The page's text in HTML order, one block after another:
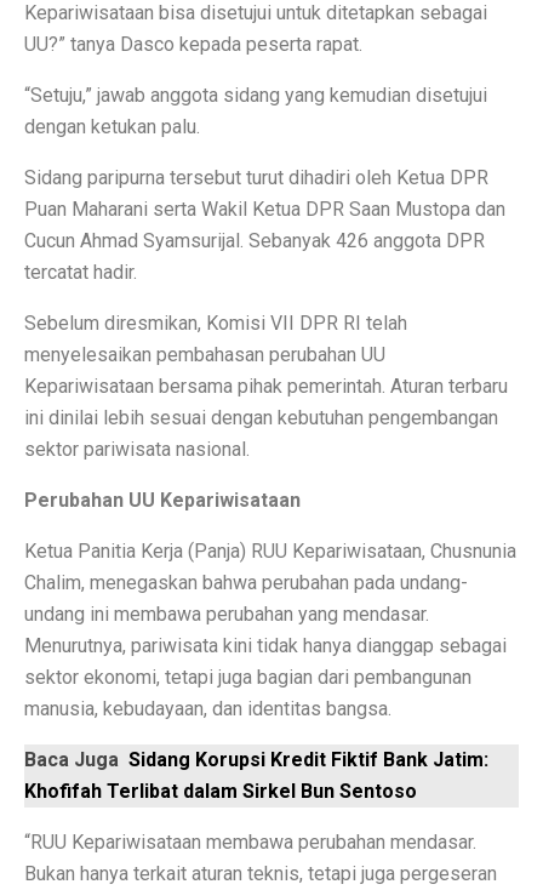
Desain Rumah Minimalis, Tampilan Menarik!
Lukisan Raden Saleh: Ikon Seni Nusantara
Laptop Lokal Harga 2 Jutaan dengan Spesifikasi
Rahasia iPhone 17 Pro Max Tahan Panas: Teknologi
5 HP Android Tercepat 2025 dengan Snapdragon 8
Laptop Murah 4 Jutaan untuk Pelajar Aktif, Tugas
Honda PCX160: Spesifikasi Mewah yang Membuat
Pengguna Adobe Analytics, Waspada! Celah Ini Ancam
5 Fakta Menarik Kota Lalitpur, Kota Tua Penuh Kuil di
Xiaomi 15T vs Honor 400, Kamera Hebat di Bawah
Perbandingan Xiaomi 15T vs 15T Pro: Spesifikasi dan
Revolusi Data: AI Mengubah Pengelolaan Informasi di
MDRN dan Genertec Kolaborasi di Industri,
Workshop SOHIB Berkelas Kemkomdigi:
Kepariwisataan bisa disetujui untuk ditetapkan sebagai
UU?” tanya Dasco kepada peserta rapat.
“Setuju,” jawab anggota sidang yang kemudian disetujui
dengan ketukan palu.
Sidang paripurna tersebut turut dihadiri oleh Ketua DPR
Puan Maharani serta Wakil Ketua DPR Saan Mustopa dan
Cucun Ahmad Syamsurijal. Sebanyak 426 anggota DPR
tercatat hadir.
Sebelum diresmikan, Komisi VII DPR RI telah
menyelesaikan pembahasan perubahan UU
Kepariwisataan bersama pihak pemerintah. Aturan terbaru
ini dinilai lebih sesuai dengan kebutuhan pengembangan
sektor pariwisata nasional.
Perubahan UU Kepariwisataan
Ketua Panitia Kerja (Panja) RUU Kepariwisataan, Chusnunia
Chalim, menegaskan bahwa perubahan pada undang-
undang ini membawa perubahan yang mendasar.
Menurutnya, pariwisata kini tidak hanya dianggap sebagai
sektor ekonomi, tetapi juga bagian dari pembangunan
manusia, kebudayaan, dan identitas bangsa.
Baca Juga Sidang Korupsi Kredit Fiktif Bank Jatim:
Khofifah Terlibat dalam Sirkel Bun Sentoso
“RUU Kepariwisataan membawa perubahan mendasar.
Bukan hanya terkait aturan teknis, tetapi juga pergeseran